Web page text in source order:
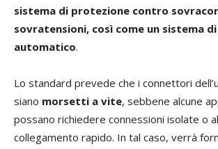
sistema di protezione contro
sovratensioni, così come un sistema
automatico.
Lo standard prevede che i connettori
siano morsetti a vite, sebbene alcune
possano richiedere connessioni isolate o
collegamento rapido. In tal caso, verrà